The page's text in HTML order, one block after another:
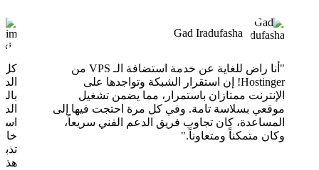
Gad Iradufasha
"أنا راض للغاية عن خدمة استضافة الـ VPS من
Hostinger! إن استقرار الشبكة وتواجدها على
الإنترنت ممتازان باستمرار، مما يضمن تشغيل
موقعي بسلاسة تامة. وفي كل مرة احتجت فيها إلى
المساعدة، كان تجاوب فريق الدعم الفني سريعاً،
وكان متمكناً ومتعاوناً."
هذا